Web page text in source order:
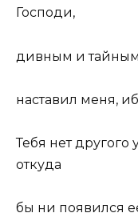
Господи,
дивным и тайным
наставил меня,
Тебя нет другого
откуда
бы ни появился